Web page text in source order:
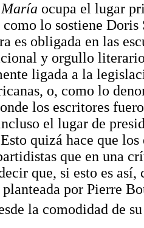
María ocupa el lugar
lo sostiene
es obligada en las
y orgullo
ligada a la
o, como lo
los escritores
el lugar de
quizá hace que
que en una
que, si esto es
planteada por Pierre
la comodidad de